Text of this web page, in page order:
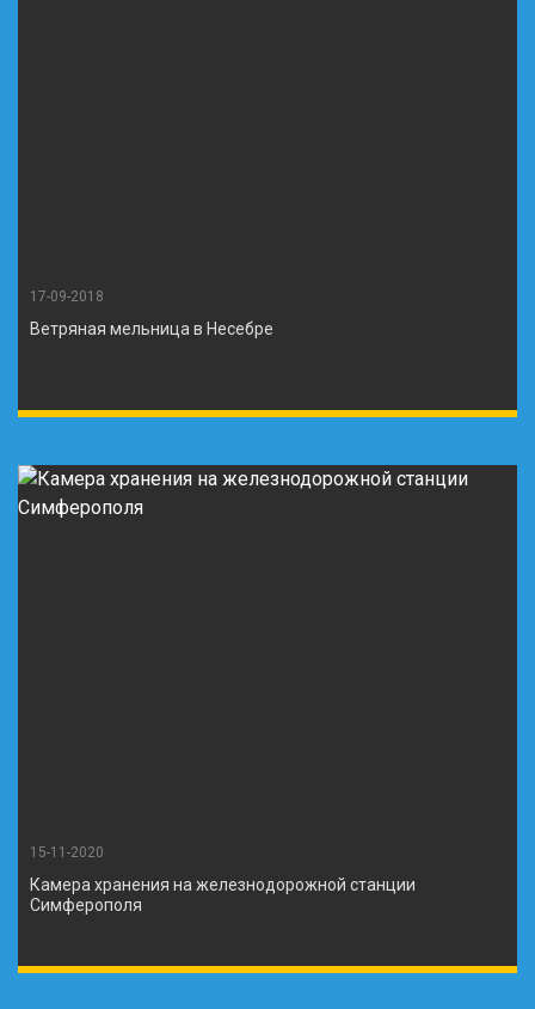
17-09-2018
Ветряная мельница в Несебре
15-11-2020
Камера хранения на железнодорожной станции
Симферополя